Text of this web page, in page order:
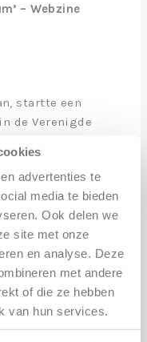
advertenties te
media te bieden
Ook delen we
site met onze
en analyse. Deze
met andere
of die ze hebben
van hun services.
– Webzine
startte een
de Verenigde
ben ik in
naar een
Léah.
Joop van
ze jam
ze theater
met haar
De tekst en